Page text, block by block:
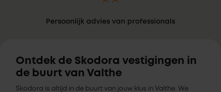
Persoonlijk advies van professionals
Ontdek de Skodora vestigingen in
de buurt van Valthe
Skodora is altijd in de buurt van jouw klus in Valthe. We